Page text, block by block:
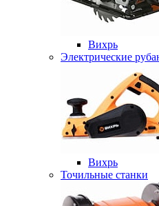
Вихрь
Электрические
Вихрь
Точильные станки